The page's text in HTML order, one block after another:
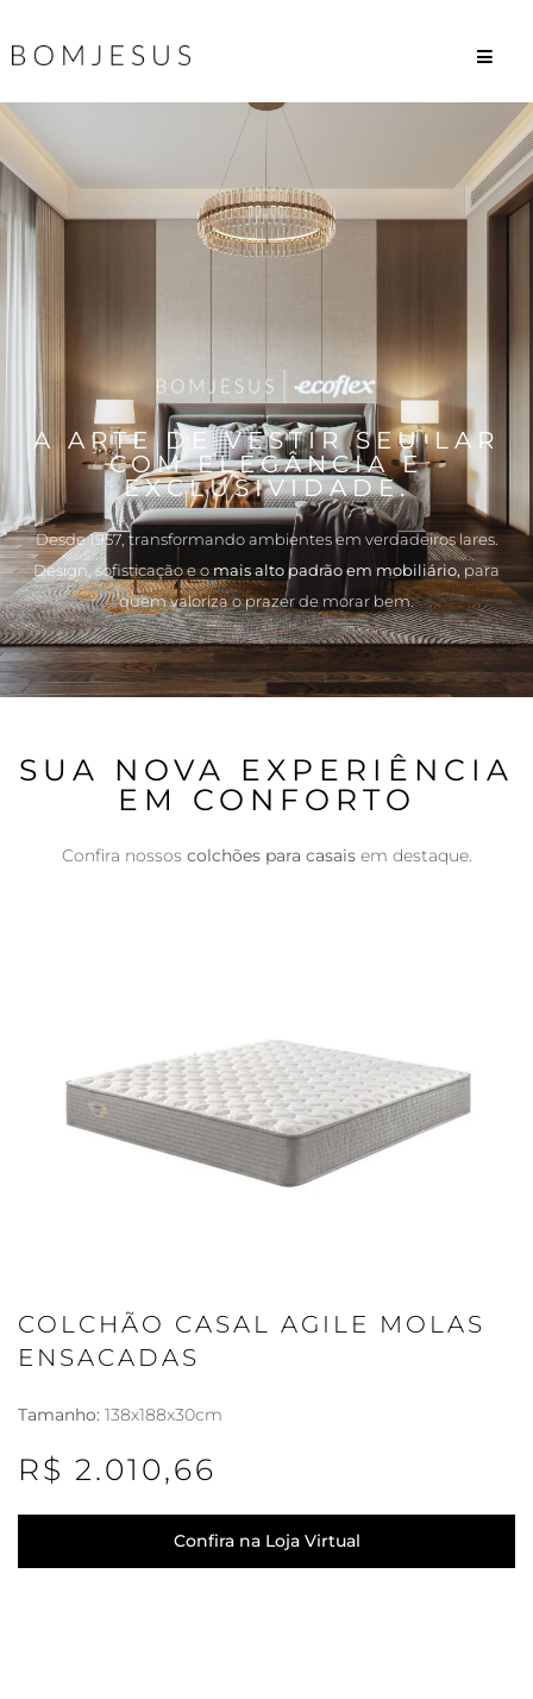
A ARTE DE VESTIR SEU LAR
COM ELEGÂNCIA E
EXCLUSIVIDADE.
Desde 1957, transformando ambientes em verdadeiros lares.
Design, sofisticação e omais alto padrão em mobiliário, para
quem valoriza o prazer de morar bem.
SUA NOVA EXPERIÊNCIA
EM CONFORTO
Confira nossos colchões para casaisem destaque.
COLCHÃO CASAL AGILE MOLAS
ENSACADAS
Tamanho: 138x188x30cm
R$ 2.010,66
Confira na Loja Virtual